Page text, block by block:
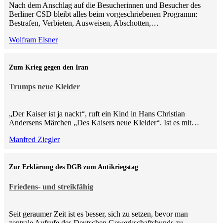
Nach dem Anschlag auf die Besucherinnen und Besucher des
Berliner CSD bleibt alles beim vorgeschriebenen Programm:
Bestrafen, Verbieten, Ausweisen, Abschotten,…
Wolfram Elsner
Trumps neue Kleider
Zum Krieg gegen den Iran
„Der Kaiser ist ja nackt“, ruft ein Kind in Hans Christian
Andersens Märchen „Des Kaisers neue Kleider“. Ist es mit…
Manfred Ziegler
Friedens- und streikfähig
Zur Erklärung des DGB zum Antikriegstag
Seit geraumer Zeit ist es besser, sich zu setzen, bevor man